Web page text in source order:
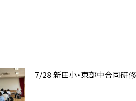
7/28 新田小・東部中合同研